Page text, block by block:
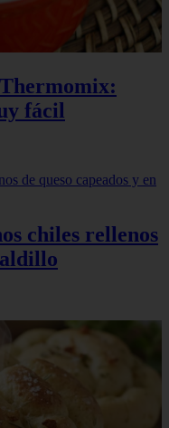
fácil
chiles rellenos